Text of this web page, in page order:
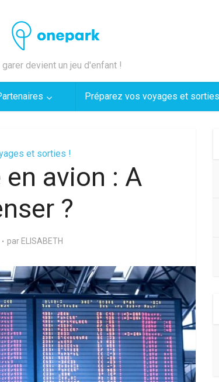
garer devient un jeu d'enfant !
Préparez vos voyages et
et sorties !
avion : A
?
par ELISABETH